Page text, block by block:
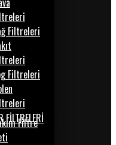
Filtreleri
Filtreleri
FİLTRELERİ
Filtre